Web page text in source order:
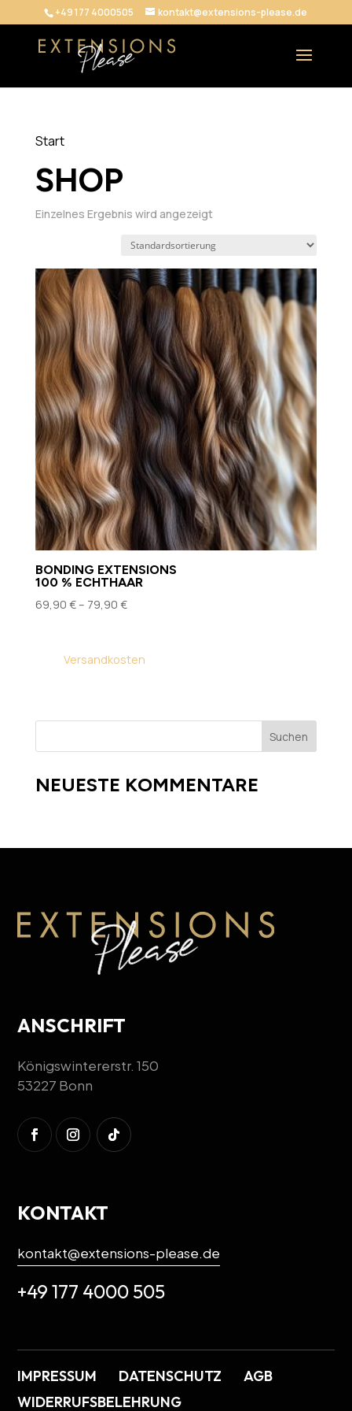
+49 177 4000505 kontakt@extensions-please.de
Start/ Shop
SHOP
Einzelnes Ergebnis wird angezeigt
BONDING EXTENSIONS
100 % ECHTHAAR
69,90 €– 79,90 €
Versandkosten
NEUESTE KOMMENTARE
ANSCHRIFT
Königswintererstr. 150
53227 Bonn
KONTAKT
kontakt@extensions-please.de
+49 177 4000 505
IMPRESSUM DATENSCHUTZ
AGB
WIDERRUFSBELEHRUNG